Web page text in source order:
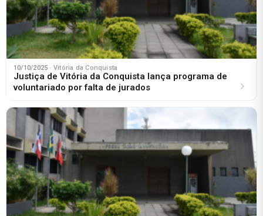
10/10/2025 · Vitória da Conquista
Justiça de Vitória da Conquista lança programa de
voluntariado por falta de jurados